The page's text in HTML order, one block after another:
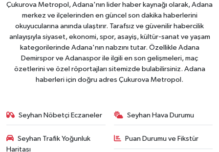
Çukurova Metropol, Adana'nın lider haber kaynağı olarak, Adana
merkez ve ilçelerinden en güncel son dakika haberlerini
okuyucularına anında ulaştırır. Tarafsız ve güvenilir habercilik
anlayışıyla siyaset, ekonomi, spor, asayiş, kültür-sanat ve yaşam
kategorilerinde Adana'nın nabzını tutar. Özellikle Adana
Demirspor ve Adanaspor ile ilgili en son gelişmeleri, maç
özetlerini ve özel röportajları sitemizde bulabilirsiniz. Adana
haberleri için doğru adres Çukurova Metropol.
Seyhan Nöbetçi Eczaneler Seyhan Hava Durumu
Seyhan Trafik Yoğunluk
Haritası
Puan Durumu ve Fikstür